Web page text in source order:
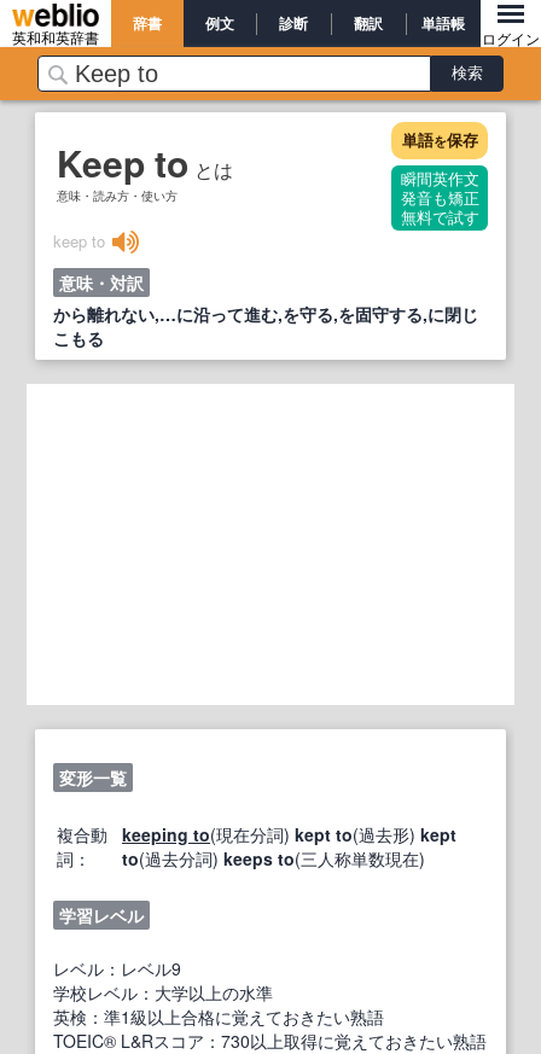
英和和英辞書
辞書 例文 診断 翻訳 単語帳
ログイン
Keep to とは
意味・読み方・使い方
単語を保存
瞬間英作文
発音も矯正
無料で試す
keep to
意味・対訳
から離れない,…に沿って進む,を守る,を固守する,に閉じ
こもる
変形一覧
複合動
詞：
keeping to(現在分詞) kept to(過去形) kept
to(過去分詞) keeps to(三人称単数現在)
学習レベル
レベル：レベル9
学校レベル：大学以上の水準
英検：準1級以上合格に覚えておきたい熟語
TOEIC® L&Rスコア：730以上取得に覚えておきたい熟語